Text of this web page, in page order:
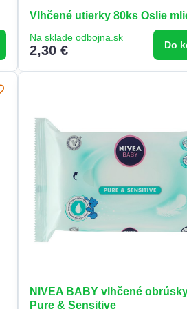
Vlhčené utierky 80ks Oslie
Na sklade odbojna.sk
2,30 € Do
NIVEA BABY vlhčené
Pure & Sensitive